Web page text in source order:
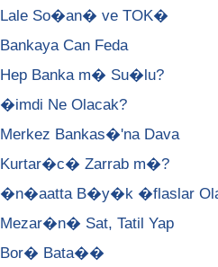
Lale So�an� ve TOK�
Bankaya Can Feda
Hep Banka m� Su�lu?
�imdi Ne Olacak?
Merkez Bankas�'na Dava
Kurtar�c� Zarrab m�?
�n�aatta B�y�k �flaslar
Mezar�n� Sat, Tatil Yap
Bor� Bata��